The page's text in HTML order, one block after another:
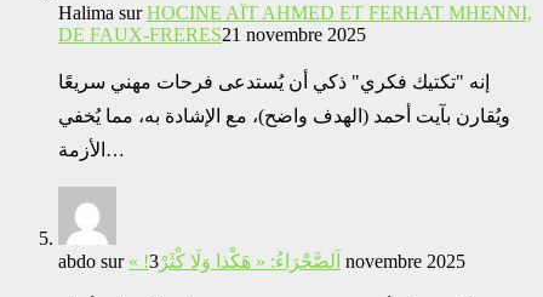
Halima surHOCINE AÏT AHMED ET FERHAT MHENNI,
DE FAUX-FRERES21 novembre 2025
إنه "تكتيك فكري" ذكي أن يُستدعى فرحات مهني سريعًا
ويُقارن بآيت أحمد (الهدف واضح)، مع الإشادة به، مما يُخفي
الأزمة…
abdo sur « !اَلصَّحْرَاءُ: « هَكْذا وَلَا كْثَرْ 3 novembre 2025